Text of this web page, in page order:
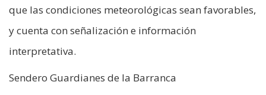
que las condiciones meteorológicas sean favorables,
y cuenta con señalización e información
interpretativa.
Sendero Guardianes de la Barranca